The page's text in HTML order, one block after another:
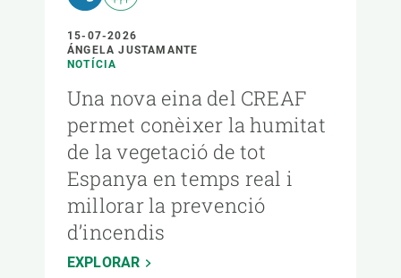
15-07-2026
ÁNGELA JUSTAMANTE
NOTÍCIA
Una nova eina del CREAF
permet conèixer la humitat
de la vegetació de tot
Espanya en temps real i
millorar la prevenció
d’incendis
EXPLORAR